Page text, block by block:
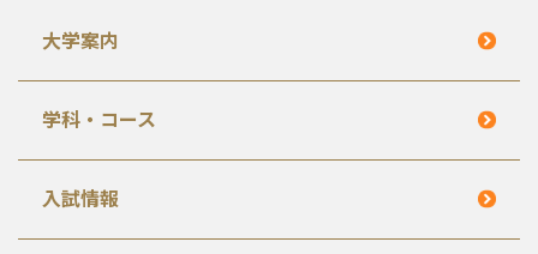
大学案内
学科・コース
入試情報